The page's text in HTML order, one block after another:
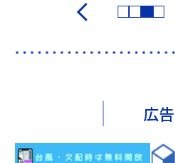
広告